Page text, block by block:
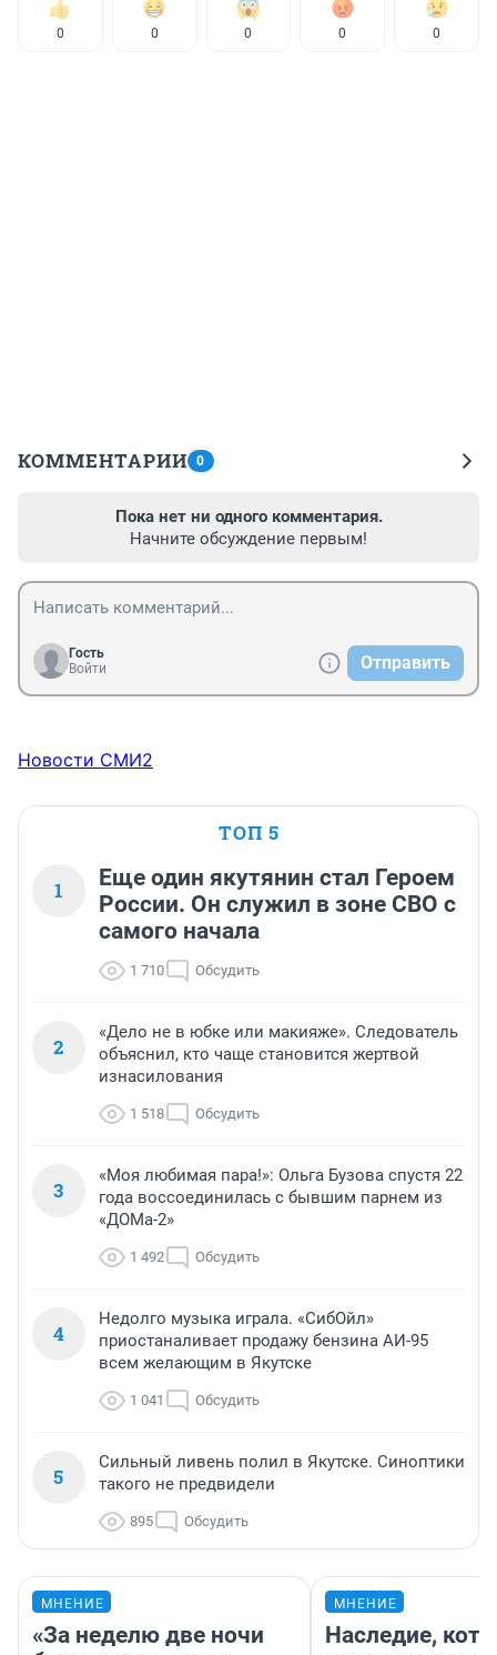
0 0 0 0 0
КОММЕНТАРИИ 0
Пока нет ни одного комментария.
Начните обсуждение первым!
Гость
Войти
Отправить
Новости СМИ2
ТОП 5
1
Еще один якутянин стал Героем
России. Он служил в зоне СВО с
самого начала
1 710 Обсудить
2
«Дело не в юбке или макияже». Следователь
объяснил, кто чаще становится жертвой
изнасилования
1 518 Обсудить
3
«Моя любимая пара!»: Ольга Бузова спустя 22
года воссоединилась с бывшим парнем из
«ДОМа-2»
1 492 Обсудить
4
Недолго музыка играла. «СибОйл»
приостаналивает продажу бензина АИ-95
всем желающим в Якутске
1 041 Обсудить
5
Сильный ливень полил в Якутске. Синоптики
такого не предвидели
895 Обсудить
МНЕНИЕ
«За неделю две ночи
МНЕНИЕ
Наследие,